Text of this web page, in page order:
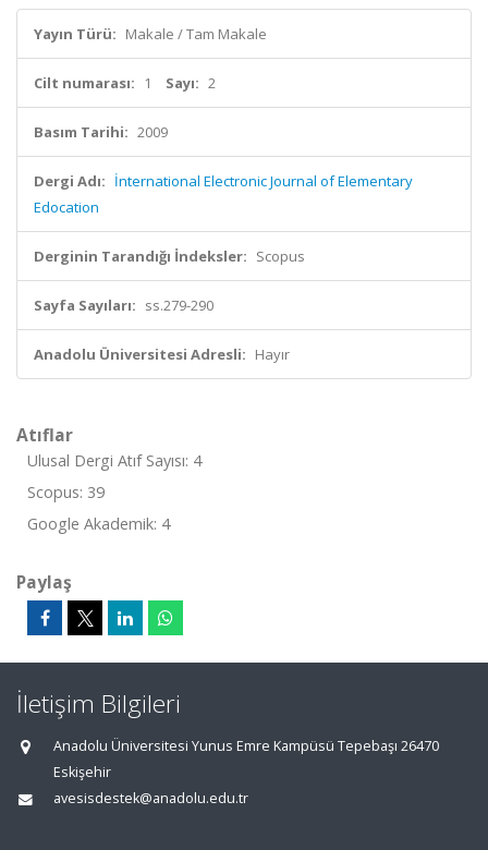
Yayın Türü: Makale / Tam Makale
Cilt numarası: 1 Sayı: 2
Basım Tarihi: 2009
Dergi Adı: İnternational Electronic Journal of Elementary
Edocation
Derginin Tarandığı İndeksler: Scopus
Sayfa Sayıları: ss.279-290
Anadolu Üniversitesi Adresli: Hayır
Atıflar
Ulusal Dergi Atıf Sayısı: 4
Scopus: 39
Google Akademik: 4
Paylaş
İletişim Bilgileri
Anadolu Üniversitesi Yunus Emre Kampüsü Tepebaşı 26470
Eskişehir
avesisdestek@anadolu.edu.tr